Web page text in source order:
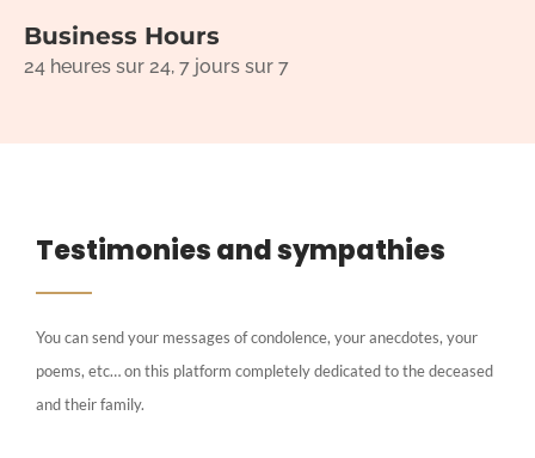
Business Hours
24 heures sur 24, 7 jours sur 7
Testimonies and sympathies
You can send your messages of condolence, your anecdotes, your
poems, etc… on this platform completely dedicated to the deceased
and their family.